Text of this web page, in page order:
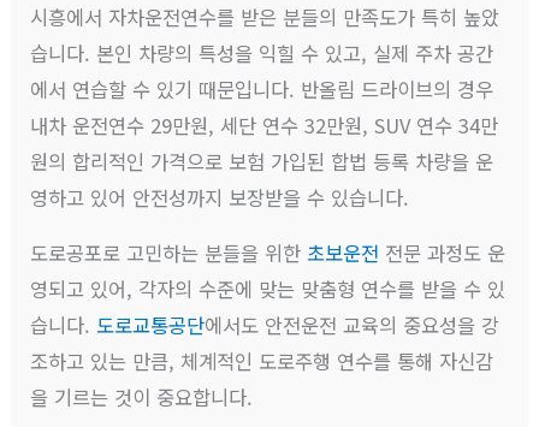
시흥에서 자차운전연수를 받은 분들의 만족도가 특히 높았
습니다. 본인 차량의 특성을 익힐 수 있고, 실제 주차 공간
에서 연습할 수 있기 때문입니다. 반올림 드라이브의 경우
내차 운전연수 29만원, 세단 연수 32만원, SUV 연수 34만
원의 합리적인 가격으로 보험 가입된 합법 등록 차량을 운
영하고 있어 안전성까지 보장받을 수 있습니다.
도로공포로 고민하는 분들을 위한초보운전 전문 과정도 운
영되고 있어, 각자의 수준에 맞는 맞춤형 연수를 받을 수 있
습니다. 도로교통공단에서도 안전운전 교육의 중요성을 강
조하고 있는 만큼, 체계적인 도로주행 연수를 통해 자신감
을 기르는 것이 중요합니다.